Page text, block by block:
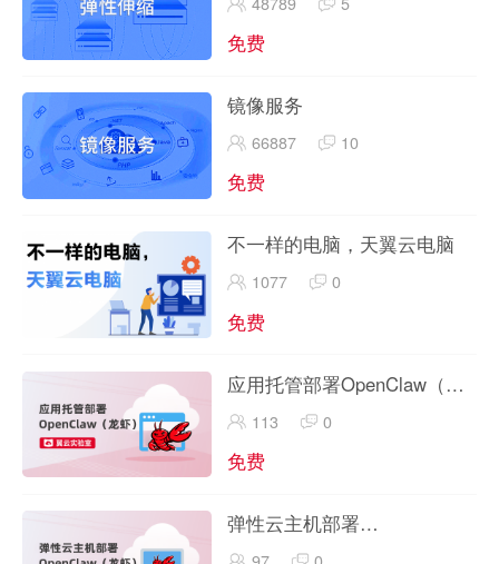
免费
镜像服务
66887 10
免费
不一样的电脑，天翼云电脑
1077 0
免费
应用托管部署OpenClaw（龙
虾）113 0
免费
弹性云主机部署
OpenClaw（龙虾）